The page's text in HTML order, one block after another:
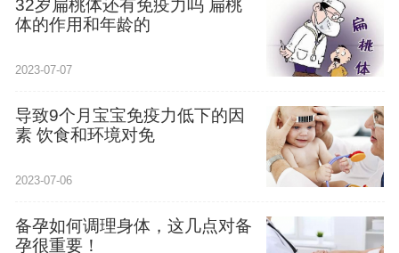
32岁扁桃体还有免疫力吗 扁桃
体的作用和年龄的
2023-07-07
导致9个月宝宝免疫力低下的因
素 饮食和环境对免
2023-07-06
备孕如何调理身体，这几点对备
孕很重要！